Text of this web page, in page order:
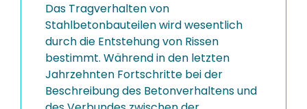
Das Tragverhalten von
Stahlbetonbauteilen wird wesentlich
durch die Entstehung von Rissen
bestimmt. Während in den letzten
Jahrzehnten Fortschritte bei der
Beschreibung des Betonverhaltens und